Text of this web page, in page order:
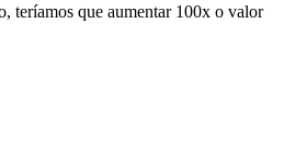
teríamos que aumentar 100x o valor